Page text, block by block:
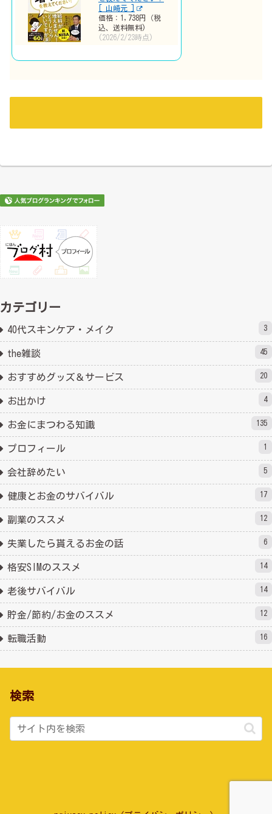
[ 山崎元 ]
価格：1,738円（税
込、送料無料)
(2026/2/23時点)
カテゴリー
40代スキンケア・メイク 3
the雑談 45
おすすめグッズ＆サービス 20
お出かけ 4
お金にまつわる知識 135
プロフィール 1
会社辞めたい 5
健康とお金のサバイバル 17
副業のススメ 12
失業したら貰えるお金の話 6
格安SIMのススメ 14
老後サバイバル 14
貯金/節約/お金のススメ 12
転職活動 16
検索